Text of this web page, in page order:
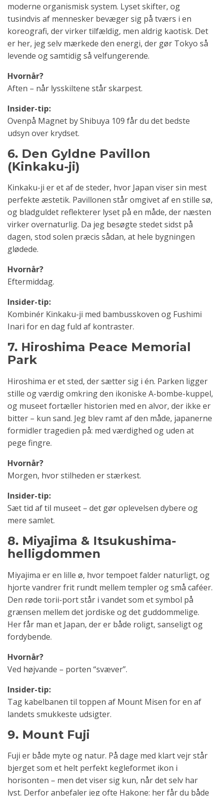
moderne organismisk system. Lyset skifter, og
tusindvis af mennesker bevæger sig på tværs i en
koreografi, der virker tilfældig, men aldrig kaotisk. Det
er her, jeg selv mærkede den energi, der gør Tokyo så
levende og samtidig så velfungerende.
Hvornår?
Aften – når lysskiltene står skarpest.
Insider-tip:
Ovenpå Magnet by Shibuya 109 får du det bedste
udsyn over krydset.
6. Den Gyldne Pavillon
(Kinkaku-ji)
Kinkaku-ji er et af de steder, hvor Japan viser sin mest
perfekte æstetik. Pavillonen står omgivet af en stille sø,
og bladguldet reflekterer lyset på en måde, der næsten
virker overnaturlig. Da jeg besøgte stedet sidst på
dagen, stod solen præcis sådan, at hele bygningen
glødede.
Hvornår?
Eftermiddag.
Insider-tip:
Kombinér Kinkaku-ji med bambusskoven og Fushimi
Inari for en dag fuld af kontraster.
7. Hiroshima Peace Memorial
Park
Hiroshima er et sted, der sætter sig i én. Parken ligger
stille og værdig omkring den ikoniske A-bombe-kuppel,
og museet fortæller historien med en alvor, der ikke er
bitter – kun sand. Jeg blev ramt af den måde, japanerne
formidler tragedien på: med værdighed og uden at
pege fingre.
Hvornår?
Morgen, hvor stilheden er stærkest.
Insider-tip:
Sæt tid af til museet – det gør oplevelsen dybere og
mere samlet.
8. Miyajima & Itsukushima-
helligdommen
Miyajima er en lille ø, hvor tempoet falder naturligt, og
hjorte vandrer frit rundt mellem templer og små caféer.
Den røde torii-port står i vandet som et symbol på
grænsen mellem det jordiske og det guddommelige.
Her får man et Japan, der er både roligt, sanseligt og
fordybende.
Hvornår?
Ved højvande – porten “svæver”.
Insider-tip:
Tag kabelbanen til toppen af Mount Misen for en af
landets smukkeste udsigter.
9. Mount Fuji
Fuji er både myte og natur. På dage med klart vejr står
bjerget som et helt perfekt kegleformet ikon i
horisonten – men det viser sig kun, når det selv har
lyst. Derfor anbefaler jeg ofte Hakone: her får du både